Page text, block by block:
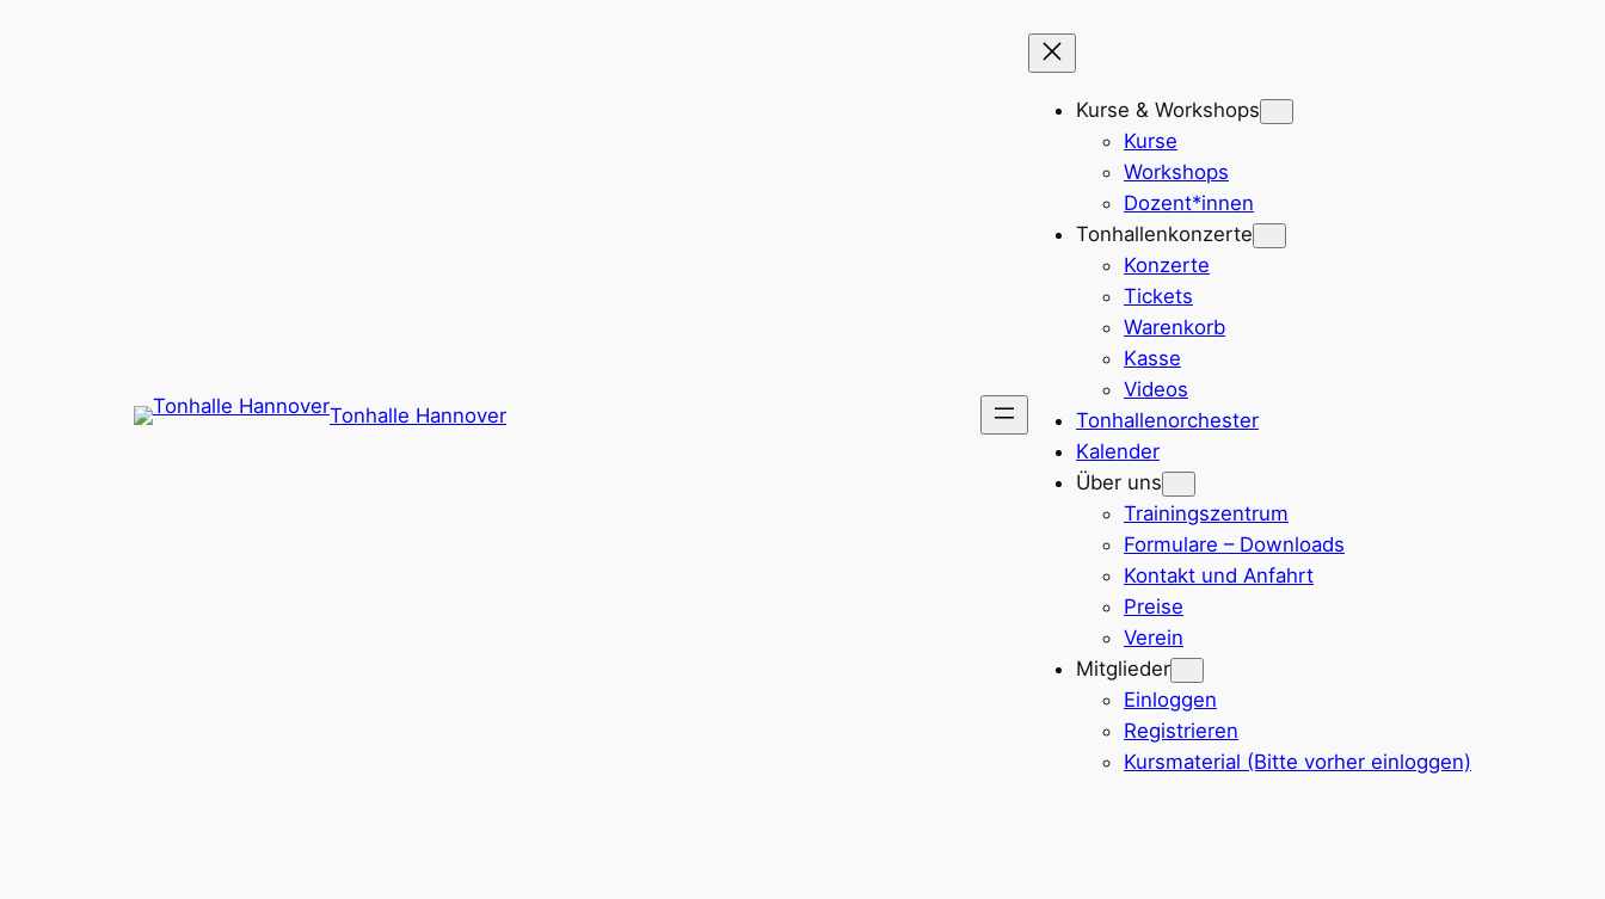
Tonhalle Hannover
Kurse & Workshops
Kurse
Workshops
Dozent*innen
Tonhallenkonzerte
Konzerte
Tickets
Warenkorb
Kasse
Videos
Tonhallenorchester
Kalender
Über uns
Trainingszentrum
Formulare – Downloads
Kontakt und Anfahrt
Preise
Verein
Mitglieder
Einloggen
Registrieren
Kursmaterial (Bitte vorher einloggen)